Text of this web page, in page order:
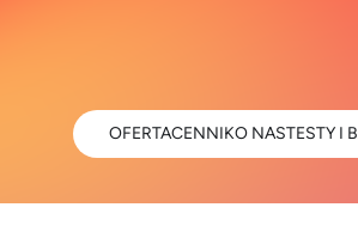
OFERTACENNIKO NASTESTY I